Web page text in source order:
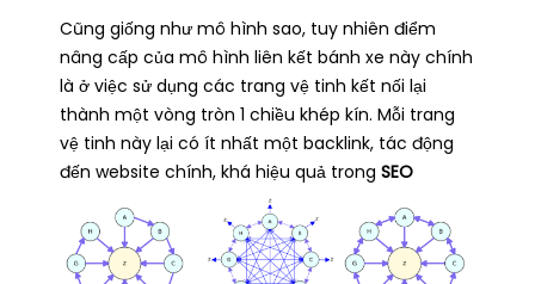
Cũng giống như mô hình sao, tuy nhiên điểm
nâng cấp của mô hình liên kết bánh xe này chính
là ở việc sử dụng các trang vệ tinh kết nối lại
thành một vòng tròn 1 chiều khép kín. Mỗi trang
vệ tinh này lại có ít nhất một backlink, tác động
đến website chính, khá hiệu quả trong SEO